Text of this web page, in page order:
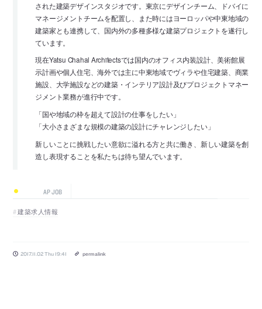
された建築デザインスタジオです。東京にデザインチーム、ドバイに
マネージメントチームを配置し、また時にはヨーロッパや中東地域の
建築家とも連携して、国内外の多種多様な建築プロジェクトを遂行し
ています。
現在Yatsu Chahal Architectsでは国内のオフィス内装設計、美術館展
示計画や個人住宅、海外では主に中東地域でヴィラや住宅建築、商業
施設、大学施設などの建築・インテリア設計及びプロジェクトマネー
ジメント業務が進行中です。
「国や地域の枠を超えて設計の仕事をしたい」
「大小さまざまな規模の建築の設計にチャレンジしたい」
新しいことに挑戦したい意欲に溢れる方と共に働き、新しい建築を創
造し表現することを私たちは待ち望んでいます。
AP JOB
建築求人情報
2017.11.02 Thu 19:41 permalink